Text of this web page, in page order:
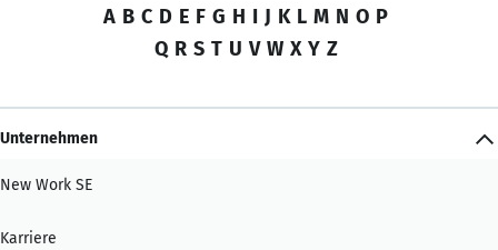
A B C D E F G H I J K L M N O P
Q R S T U V W X Y Z
Unternehmen
New Work SE
Karriere